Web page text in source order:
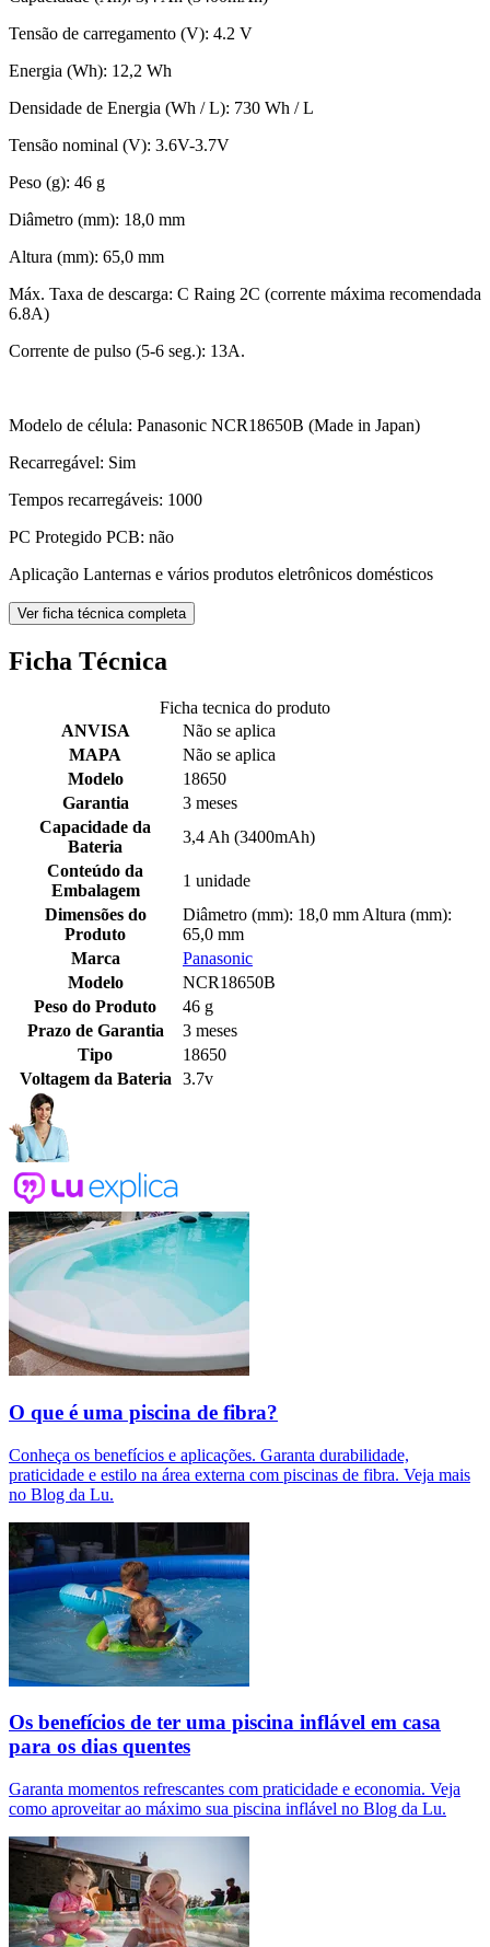
Tensão de carregamento (V): 4.2 V
Energia (Wh): 12,2 Wh
Densidade de Energia (Wh / L): 730 Wh / L
Tensão nominal (V): 3.6V-3.7V
Peso (g): 46 g
Diâmetro (mm): 18,0 mm
Altura (mm): 65,0 mm
Máx. Taxa de descarga: C Raing 2C (corrente máxima recomendada
6.8A)
Corrente de pulso (5-6 seg.): 13A.
Modelo de célula: Panasonic NCR18650B (Made in Japan)
Recarregável: Sim
Tempos recarregáveis: 1000
PC Protegido PCB: não
Aplicação Lanternas e vários produtos eletrônicos domésticos
Ver ficha técnica completa
Ficha Técnica
Ficha tecnica do produto
ANVISA
Não se aplica
MAPA
Não se aplica
Modelo
18650
Garantia
3 meses
Capacidade da
Bateria
3,4 Ah (3400mAh)
Conteúdo da
Embalagem
1 unidade
Dimensões do
Produto
Diâmetro (mm): 18,0 mm Altura (mm):
65,0 mm
Marca
Panasonic
Modelo
NCR18650B
Peso do Produto
46 g
Prazo de Garantia
3 meses
Tipo
18650
Voltagem da Bateria
3.7v
O que é uma piscina de fibra?
Conheça os benefícios e aplicações. Garanta durabilidade,
praticidade e estilo na área externa com piscinas de fibra. Veja mais
no Blog da Lu.
Os benefícios de ter uma piscina inflável em casa
para os dias quentes
Garanta momentos refrescantes com praticidade e economia. Veja
como aproveitar ao máximo sua piscina inflável no Blog da Lu.